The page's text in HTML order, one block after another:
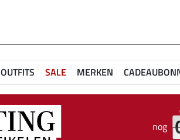
OUTFITS SALE MERKEN
nog